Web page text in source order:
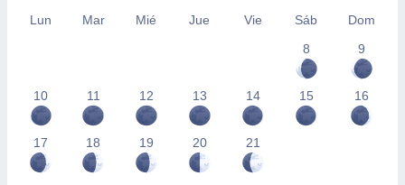
Lun Mar Mié Jue Vie Sáb
Dom
8
9
10 11 12 13 14 15 16
17 18 19 20 21